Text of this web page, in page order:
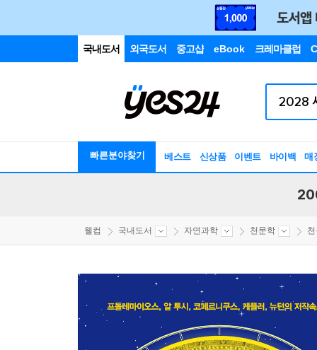
국내도서 외국도서 중고샵 eBook 크레마클럽
빠른분야찾기 베스트 신상품 이벤트 바이백 매
웰컴 국내도서 자연과학 천문학